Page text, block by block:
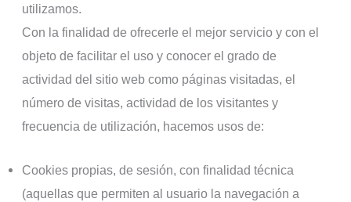
utilizamos.
Con la finalidad de ofrecerle el mejor servicio y con el
objeto de facilitar el uso y conocer el grado de
actividad del sitio web como páginas visitadas, el
número de visitas, actividad de los visitantes y
frecuencia de utilización, hacemos usos de:
Cookies propias, de sesión, con finalidad técnica
(aquellas que permiten al usuario la navegación a